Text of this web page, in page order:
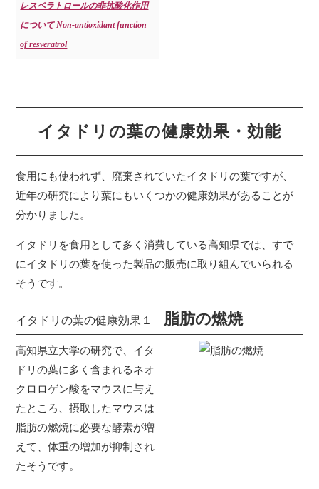
レスベラトロールの非抗酸化作用
について Non-antioxidant function
of resveratrol
イタドリの葉の健康効果・効能
食用にも使われず、廃棄されていたイタドリの葉ですが、
近年の研究により葉にもいくつかの健康効果があることが
分かりました。
イタドリを食用として多く消費している高知県では、すで
にイタドリの葉を使った製品の販売に取り組んでいられる
そうです。
イタドリの葉の健康効果１ 脂肪の燃焼
高知県立大学の研究で、イタ
ドリの葉に多く含まれるネオ
クロロゲン酸をマウスに与え
たところ、摂取したマウスは
脂肪の燃焼に必要な酵素が増
えて、体重の増加が抑制され
たそうです。